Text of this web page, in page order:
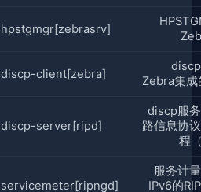
hpstgmgr[zebrasrv]
discp-client[zebra]
Zebra集
discp-server[ripd]
discp服
路信息协
程
servicemeter[ripngd]
服务计
IPv6的